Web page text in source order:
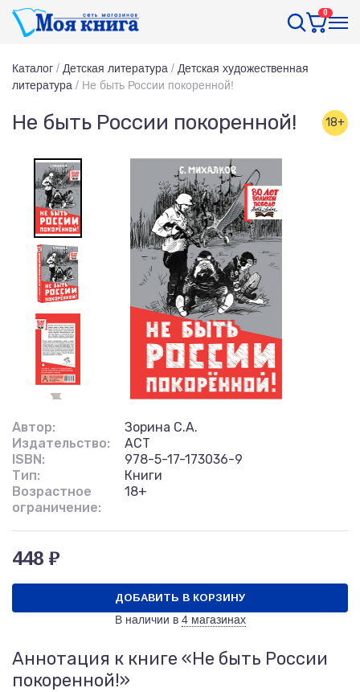
0
Каталог / Детская литература / Детская художественная
литература / Не быть России покоренной!
Не быть России покоренной! 18+
Автор:
Зорина С.А.
Издательство:
АСТ
ISBN:
978-5-17-173036-9
Тип:
Книги
Возрастное
ограничение:
18+
448 ₽
ДОБАВИТЬ В КОРЗИНУ
В наличии в 4 магазинах
Аннотация к книге «Не быть России
покоренной!»